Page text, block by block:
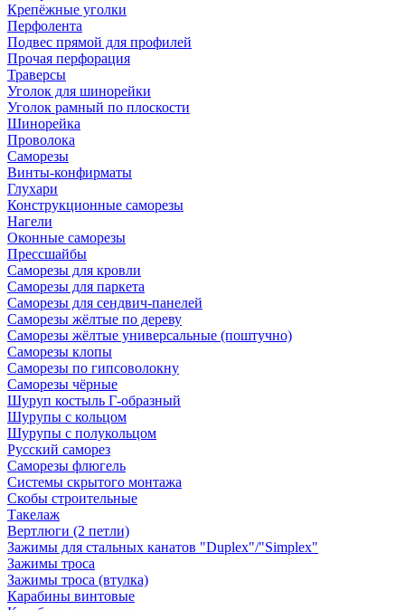
Крепёжные уголки
Перфолента
Подвес прямой для профилей
Прочая перфорация
Траверсы
Уголок для шинорейки
Уголок рамный по плоскости
Шинорейка
Проволока
Саморезы
Винты-конфирматы
Глухари
Конструкционные саморезы
Нагели
Оконные саморезы
Прессшайбы
Саморезы для кровли
Саморезы для паркета
Саморезы для сендвич-панелей
Саморезы жёлтые по дереву
Саморезы жёлтые универсальные (поштучно)
Саморезы клопы
Саморезы по гипсоволокну
Саморезы чёрные
Шуруп костыль Г-образный
Шурупы с кольцом
Шурупы с полукольцом
Русский саморез
Саморезы флюгель
Системы скрытого монтажа
Скобы строительные
Такелаж
Вертлюги (2 петли)
Зажимы для стальных канатов "Duplex"/"Simplex"
Зажимы троса
Зажимы троса (втулка)
Карабины винтовые